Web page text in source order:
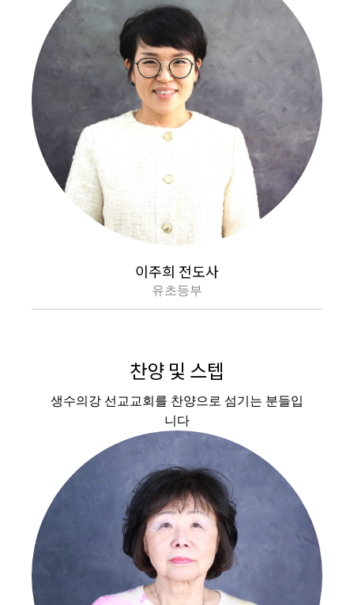
이주희 전도사
유초등부
찬양 및 스텝
생수의강 선교교회를 찬양으로 섬기는 분들입
니다